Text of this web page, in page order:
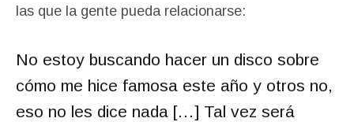
las que la gente pueda relacionarse:
No estoy buscando hacer un disco sobre
cómo me hice famosa este año y otros no,
eso no les dice nada […] Tal vez será